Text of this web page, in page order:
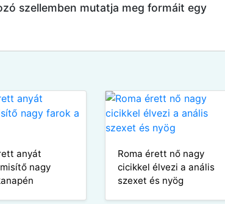
szellemben mutatja meg formáit egy
anyát
nagy
Roma érett nő nagy
cicikkel élvezi a anális
szexet és nyög